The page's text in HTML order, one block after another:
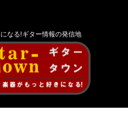
なる!ギター情報の発信地